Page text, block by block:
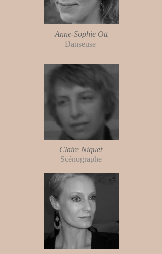
Anne-Sophie Ott
Danseuse
Claire Niquet
Scénographe